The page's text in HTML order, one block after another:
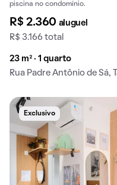
piscina no condomínio.
R$ 2.360 aluguel
R$ 3.166 total
23 m² · 1 quarto
Rua Padre Antônio de Sá,
Exclusivo